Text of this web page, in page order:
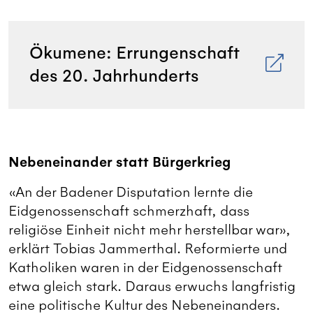
Ökumene: Errungenschaft
des 20. Jahrhunderts
Nebeneinander statt Bürgerkrieg
«An der Badener Disputation lernte die
Eidgenossenschaft schmerzhaft, dass
religiöse Einheit nicht mehr herstellbar war»,
erklärt Tobias Jammerthal. Reformierte und
Katholiken waren in der Eidgenossenschaft
etwa gleich stark. Daraus erwuchs langfristig
eine politische Kultur des Nebeneinanders.